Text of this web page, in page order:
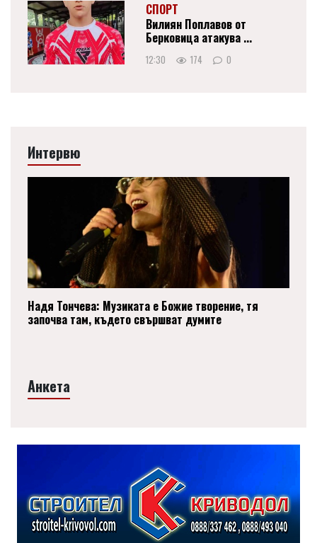
СПОРТ
Вилиян Поплавов от
Берковица атакува ...
12:30 174 0
Интервю
Надя Тончева: Музиката е Божие творение, тя
започва там, където свършват думите
Анкета